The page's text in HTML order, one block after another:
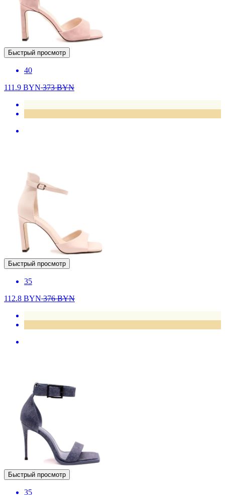
Быстрый просмотр
40
111.9 BYN373BYN
Быстрый просмотр
35
112.8 BYN376BYN
Быстрый просмотр
35